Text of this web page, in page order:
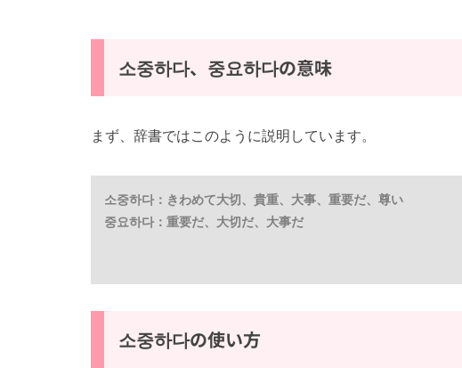
소중하다、중요하다の意味
まず、辞書ではこのように説明しています。
소중하다：きわめて大切、貴重、大事、重要だ、尊い
중요하다：重要だ、大切だ、大事だ
소중하다の使い方